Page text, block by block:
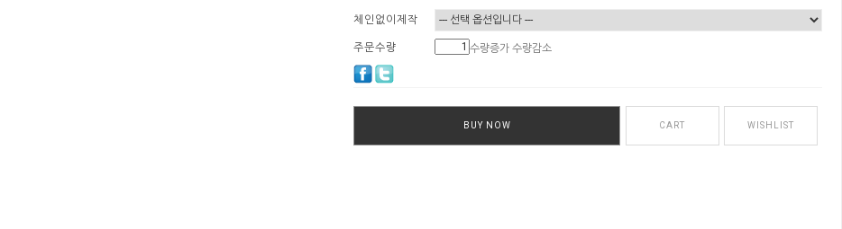
체인없이제작
주문수량 수량증가 수량감소
BUY NOW CART WISHLIST